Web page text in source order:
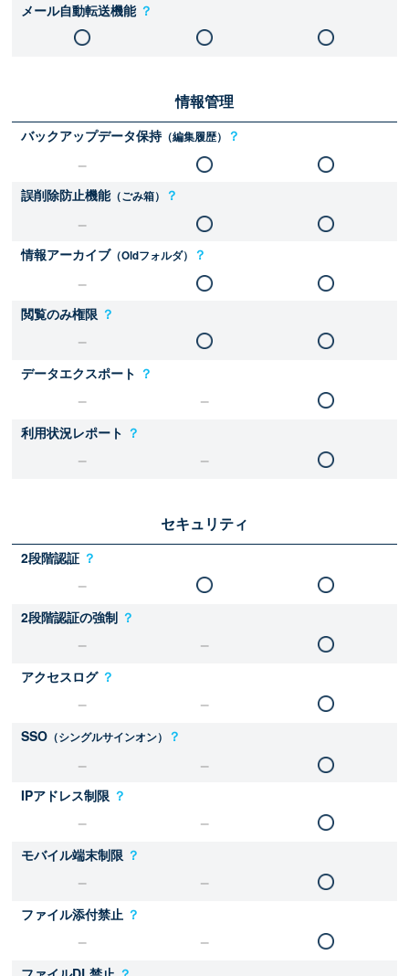
メール自動転送機能 ？
情報管理
バックアップデータ保持（編集履歴） ？
誤削除防止機能（ごみ箱） ？
情報アーカイブ（Oldフォルダ） ？
閲覧のみ権限 ？
データエクスポート ？
利用状況レポート ？
セキュリティ
2段階認証 ？
2段階認証の強制 ？
アクセスログ ？
SSO （シングルサインオン） ？
IPアドレス制限 ？
モバイル端末制限 ？
ファイル添付禁止 ？